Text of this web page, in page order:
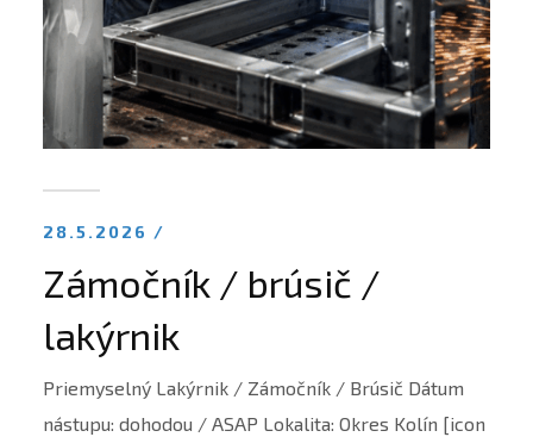
28.5.2026 /
Zámočník / brúsič /
lakýrnik
Priemyselný Lakýrnik / Zámočník / Brúsič Dátum
nástupu: dohodou / ASAP Lokalita: Okres Kolín [icon